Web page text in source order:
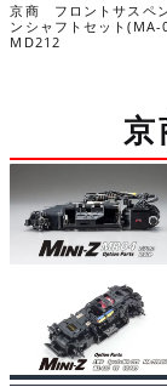
京商 フロントサスペ
ンシャフトセット(MA-
MD212
京